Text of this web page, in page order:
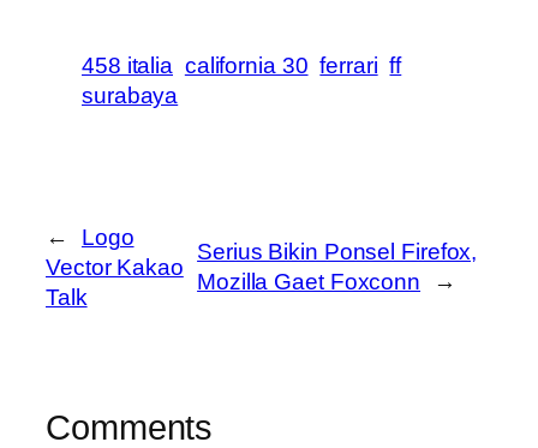
458 italia california 30 ferrari ff
surabaya
←
Logo
Vector Kakao
Talk
Serius Bikin Ponsel Firefox,
Mozilla Gaet Foxconn
→
Comments